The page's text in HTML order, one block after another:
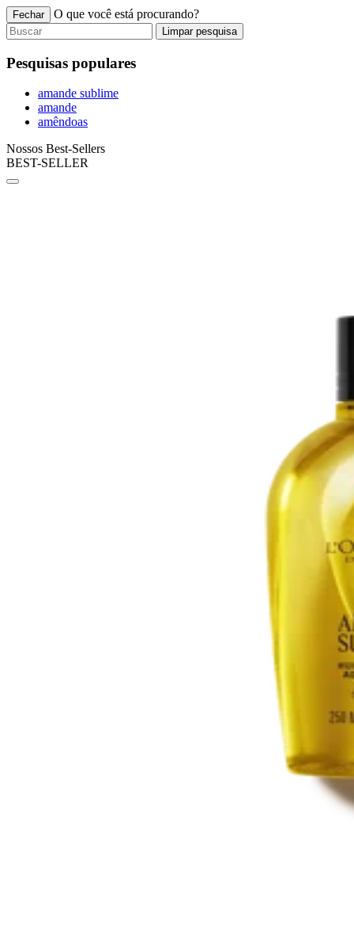
Fechar O que você está procurando?
Limpar pesquisa
Pesquisas populares
amande sublime
amande
amêndoas
Nossos Best-Sellers
BEST-SELLER